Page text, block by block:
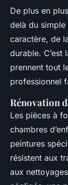
De plus en
delà du simple
caractère, de
durable. C’est
prennent tout
professionnel
Rénovation
Les pièces à
chambres
peintures
résistent aux
aux